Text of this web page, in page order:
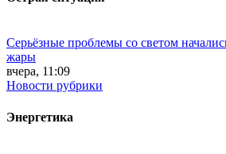
Серьёзные проблемы со светом
жары
вчера, 11:09
Новости рубрики
Энергетика